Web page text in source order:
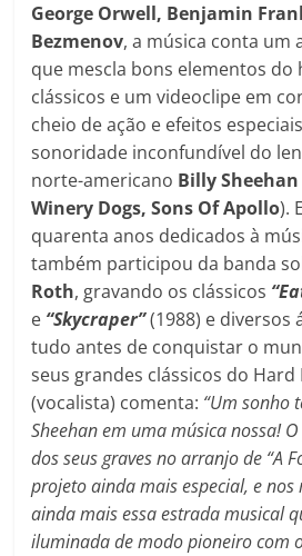
George Orwell, Benjamin
Bezmenov, a música conta um
que mescla bons elementos do
clássicos e um videoclipe em
cheio de ação e efeitos
sonoridade inconfundível do
norte-americano Billy Sheehan
Winery Dogs, Sons Of Apollo).
quarenta anos dedicados à
também participou da banda
Roth, gravando os clássicos
e “Skycraper”(1988) e diversos
tudo antes de conquistar o
seus grandes clássicos do Hard
(vocalista) comenta: “Um sonho
Sheehan em uma música nossa!
dos seus graves no arranjo de “A
projeto ainda mais especial, e
ainda mais essa estrada musical
iluminada de modo pioneiro com